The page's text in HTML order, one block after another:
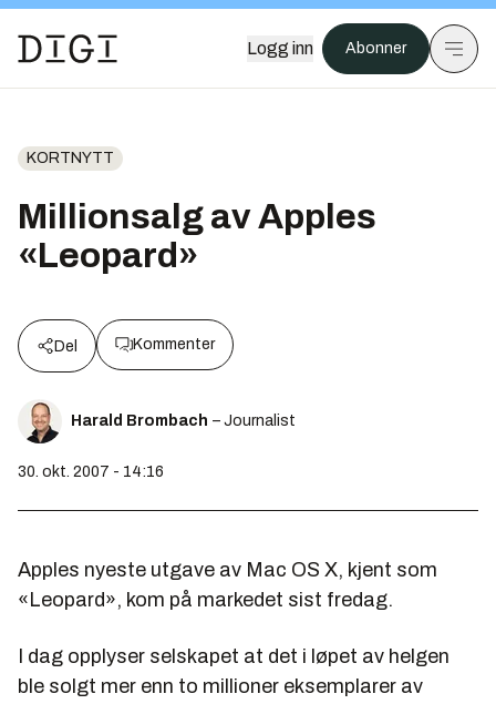
Logg inn Abonner
KORTNYTT
Millionsalg av Apples
«Leopard»
Del Kommenter
Harald Brombach – Journalist
30. okt. 2007 - 14:16
Apples nyeste utgave av Mac OS X, kjent som
«Leopard», kom på markedet sist fredag.
I dag opplyser selskapet at det i løpet av helgen
ble solgt mer enn to millioner eksemplarer av